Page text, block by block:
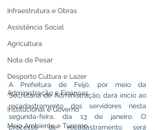
Infraestrutura e Obras
Assistência Social
Agricultura
Nota de Pesar
Desporto Cultura e Lazer
Administração e Finanças
Institucional e Governo
Meio Ambiente e Turismo
A Prefeitura de Feijó, por meio da
Secretaria de Administração, dará início ao
recadastramento dos servidores nesta
segunda-feira, dia 13 de janeiro. O
processo de recadastramento será